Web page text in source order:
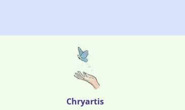
Chryartis